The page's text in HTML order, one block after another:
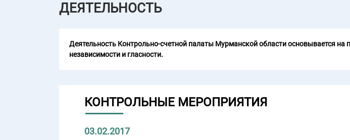
ДЕЯТЕЛЬНОСТЬ
Деятельность Контрольно-счетной палаты Мурманской области основывается на
независимости и гласности.
КОНТРОЛЬНЫЕ МЕРОПРИЯТИЯ
03.02.2017